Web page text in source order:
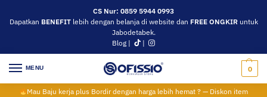
CS Nur: 0859 5944 0993
Dapatkan BENEFITlebih dengan belanja di website dan FREE ONGKIRuntuk
Jabodetabek.
Blog | |
MENU 0
Mau Baju kerja plus Bordir dengan harga lebih hemat ? — Diskon item